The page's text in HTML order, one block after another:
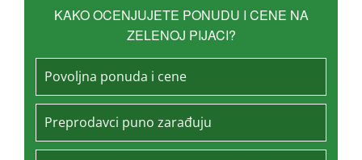
KAKO OCENJUJETE PONUDU I CENE NA
ZELENOJ PIJACI?
Povoljna ponuda i cene
Preprodavci puno zarađuju